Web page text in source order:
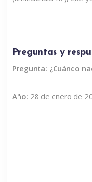
Preguntas y
Pregunta: ¿Cuándo
Año: 28 de enero de